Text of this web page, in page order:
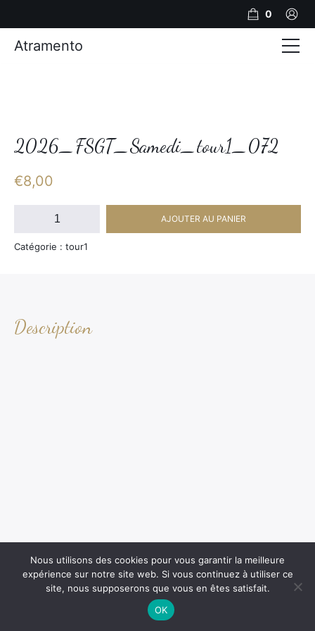
2026_FSGT_Samedi_tour1_072
€8,00
quantité
2026_FSGT_Samedi_tour1_072
AJOUTER AU PANIER
Catégorie : tour1
Description
0
Atramento
Photos
Nous utilisons des cookies pour vous garantir la meilleure
expérience sur notre site web. Si vous continuez à utiliser ce
site, nous supposerons que vous en êtes satisfait.
OK